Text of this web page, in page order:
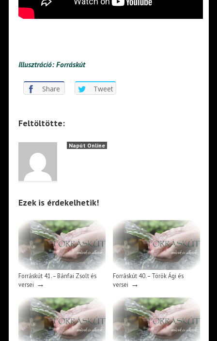
Illusztráció: Forráskút
Share Tweet
Feltöltötte:
Napút Online
Ezek is érdekelhetik!
Forráskút 41. – Bánfai Zsolt és
versei →
Forráskút 40. – Török Ági és
versei →